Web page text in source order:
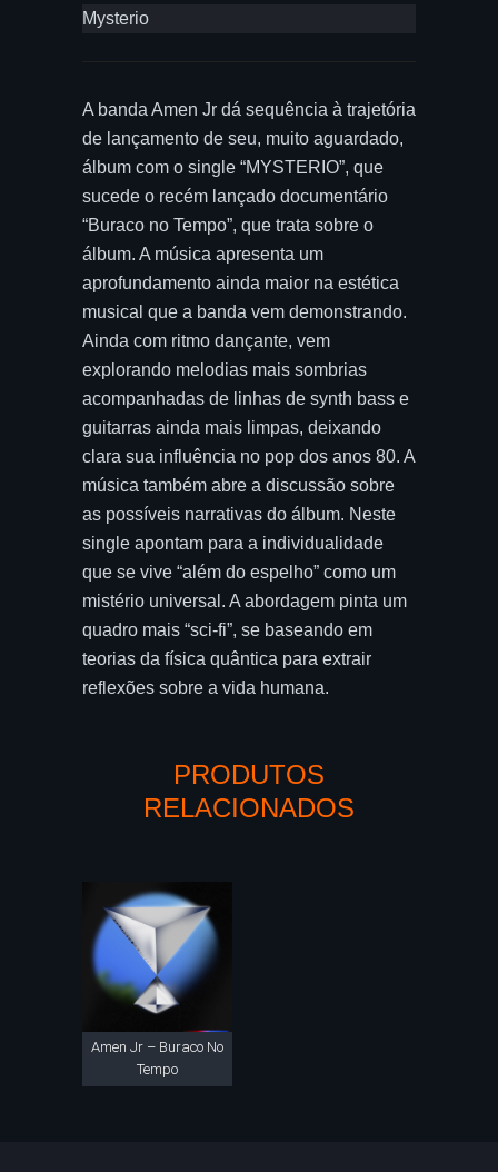
Mysterio
A banda Amen Jr dá sequência à trajetória
de lançamento de seu, muito aguardado,
álbum com o single “MYSTERIO”, que
sucede o recém lançado documentário
“Buraco no Tempo”, que trata sobre o
álbum. A música apresenta um
aprofundamento ainda maior na estética
musical que a banda vem demonstrando.
Ainda com ritmo dançante, vem
explorando melodias mais sombrias
acompanhadas de linhas de synth bass e
guitarras ainda mais limpas, deixando
clara sua influência no pop dos anos 80. A
música também abre a discussão sobre
as possíveis narrativas do álbum. Neste
single apontam para a individualidade
que se vive “além do espelho” como um
mistério universal. A abordagem pinta um
quadro mais “sci-fi”, se baseando em
teorias da física quântica para extrair
reflexões sobre a vida humana.
PRODUTOS
RELACIONADOS
Amen Jr – Buraco No
Tempo